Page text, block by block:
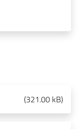
(321.00 kB)